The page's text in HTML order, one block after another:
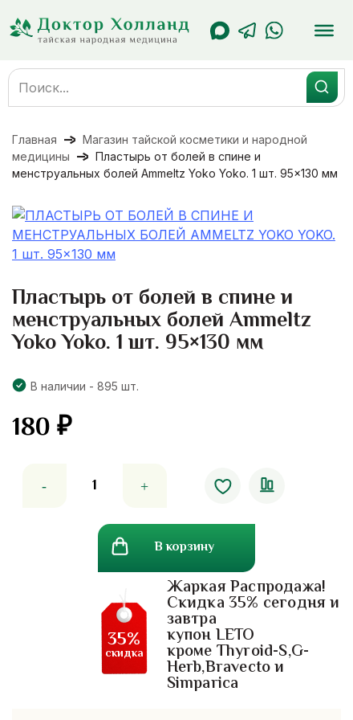
содержанию
Search
for:
Главная
Магазин тайской косметики и народной
медицины
Пластырь от болей в спине и
менструальных болей Ammeltz Yoko Yoko. 1 шт. 95×130 мм
Пластырь от болей в спине и
менструальных болей Ammeltz
Yoko Yoko. 1 шт. 95×130 мм
В наличии - 895 шт.
180₽
товара
менструальных
В корзину
Жаркая Распродажа!
Скидка 35% сегодня и
завтра
купон LETO
кроме Thyroid-S,G-
Herb,Bravecto и
Simparica
35%
скидка